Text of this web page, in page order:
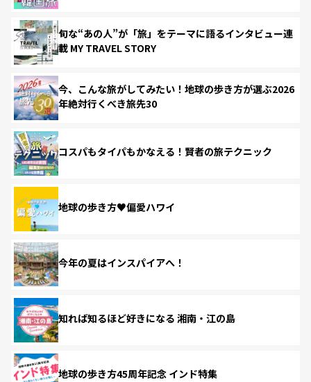
旬な“あの人”が「旅」をテーマに語るインタビュー連
載 MY TRAVEL STORY
今、こんな旅がしてみたい！地球の歩き方が選ぶ2026
年絶対行くべき旅先30
コスパもタイパもかなえる！賢者の旅テクニック
地球の歩き方♥偏愛ハワイ
今年の夏はインスパイアへ！
知れば知るほど好きになる 湘南・江の島
地球の歩き方45周年記念 インド特集